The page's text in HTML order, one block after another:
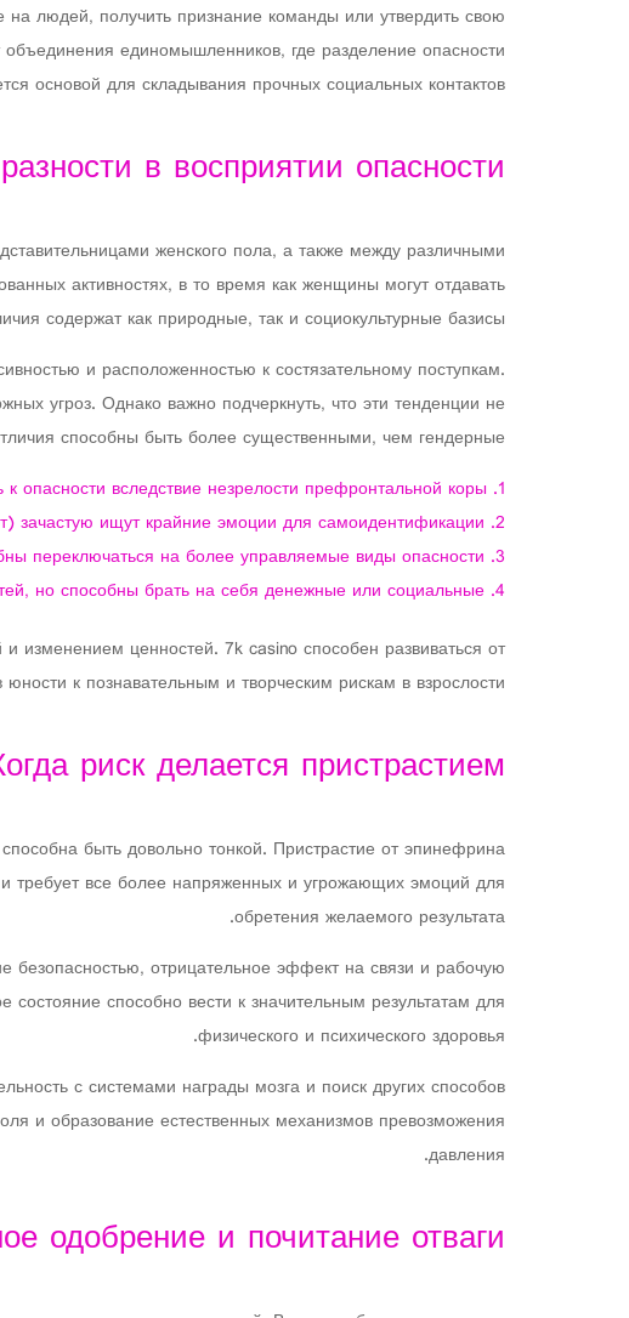
людей, получить признание команды или утвердить свою
единомышленников, где разделение опасности
основой для складывания прочных социальных контактов.
в восприятии опасности
женского пола, а также между различными
активностях, в то время как женщины могут отдавать
содержат как природные, так и социокультурные базисы.
и расположенностью к состязательному поступкам.
угроз. Однако важно подчеркнуть, что эти тенденции не
способны быть более существенными, чем гендерные.
опасности вследствие незрелости префронтальной коры
ищут крайние эмоции для самоидентификации
переключаться на более управляемые виды опасности
но способны брать на себя денежные или социальные
ценностей. 7k casino способен развиваться от
к познавательным и творческим рискам в взрослости.
риск делается пристрастием
быть довольно тонкой. Пристрастие от эпинефрина
требует все более напряженных и угрожающих эмоций для
обретения желаемого результата.
отрицательное эффект на связи и рабочую
способно вести к значительным результатам для
физического и психического здоровья.
с системами награды мозга и поиск других способов
и образование естественных механизмов превозможения
давления.
одобрение и почитание отваги